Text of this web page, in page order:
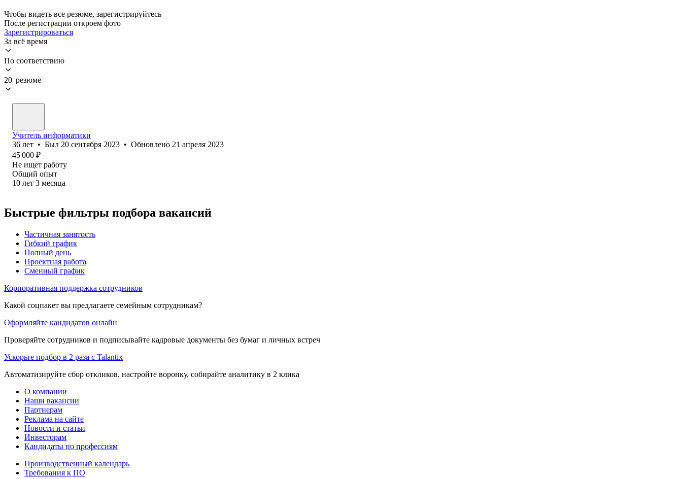
Чтобы видеть все резюме, зарегистрируйтесь
После регистрации откроем фото
Зарегистрироваться
За всё время
По соответствию
20 резюме
Учитель информатики
36 лет • Был 20 сентября 2023 • Обновлено 21 апреля 2023
45 000 ₽
Не ищет работу
Общий опыт
10 лет 3 месяца
Быстрые фильтры подбора вакансий
Частичная занятость
Гибкий график
Полный день
Проектная работа
Сменный график
Корпоративная поддержка сотрудников
Какой соцпакет вы предлагаете семейным сотрудникам?
Оформляйте кандидатов онлайн
Проверяйте сотрудников и подписывайте кадровые документы без бумаг и личных встреч
Ускорьте подбор в 2 раза с Talantix
Автоматизируйте сбор откликов, настройте воронку, собирайте аналитику в 2 клика
О компании
Наши вакансии
Партнерам
Реклама на сайте
Новости и статьи
Инвесторам
Кандидаты по профессиям
Производственный календарь
Требования к ПО